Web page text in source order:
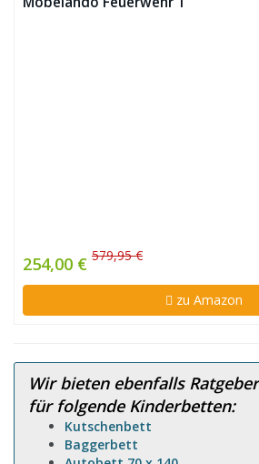
254,00 € 579,95 €
zu Amazon
Wir bieten ebenfalls
für folgende Kinderbetten:
Kutschenbett
Baggerbett